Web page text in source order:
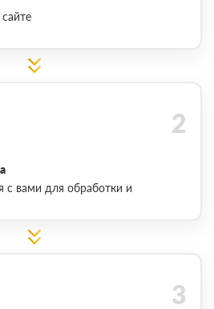
с вами для обработки и